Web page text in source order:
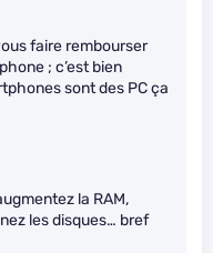
faire rembourser
; c’est bien
sont des PC ça
la RAM,
les disques… bref